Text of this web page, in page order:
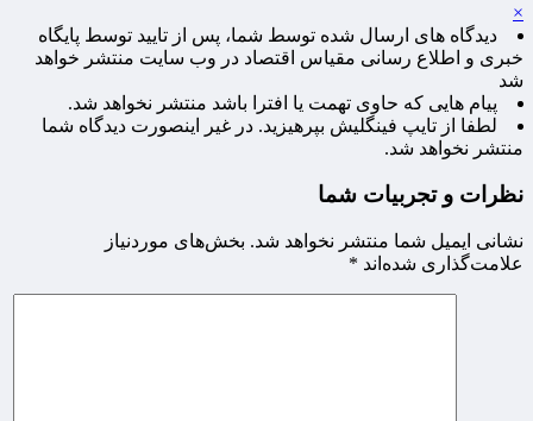
×
دیدگاه های ارسال شده توسط شما، پس از تایید توسط پایگاه
خبری و اطلاع رسانی مقیاس اقتصاد در وب سایت منتشر خواهد
شد
پیام هایی که حاوی تهمت یا افترا باشد منتشر نخواهد شد.
لطفا از تایپ فینگلیش بپرهیزید. در غیر اینصورت دیدگاه شما
منتشر نخواهد شد.
نظرات و تجربیات شما
نشانی ایمیل شما منتشر نخواهد شد. بخش‌های موردنیاز
علامت‌گذاری شده‌اند *